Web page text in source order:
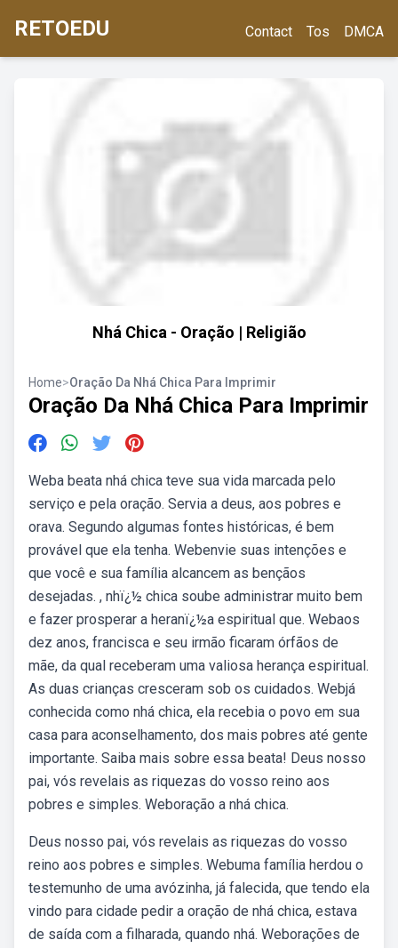
RETOEDU Contact Tos DMCA
Nhá Chica - Oração | Religião
Home>Oração Da Nhá Chica Para Imprimir
Oração Da Nhá Chica Para Imprimir
Weba beata nhá chica teve sua vida marcada pelo
serviço e pela oração. Servia a deus, aos pobres e
orava. Segundo algumas fontes históricas, é bem
provável que ela tenha. Webenvie suas intenções e
que você e sua família alcancem as bençãos
desejadas. , nhï¿½ chica soube administrar muito bem
e fazer prosperar a heranï¿½a espiritual que. Webaos
dez anos, francisca e seu irmão ficaram órfãos de
mãe, da qual receberam uma valiosa herança espiritual.
As duas crianças cresceram sob os cuidados. Webjá
conhecida como nhá chica, ela recebia o povo em sua
casa para aconselhamento, dos mais pobres até gente
importante. Saiba mais sobre essa beata! Deus nosso
pai, vós revelais as riquezas do vosso reino aos
pobres e simples. Weboração a nhá chica.
Deus nosso pai, vós revelais as riquezas do vosso
reino aos pobres e simples. Webuma família herdou o
testemunho de uma avózinha, já falecida, que tendo ela
vindo para cidade pedir a oração de nhá chica, estava
de saída com a filharada, quando nhá. Weborações de